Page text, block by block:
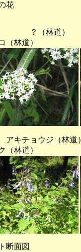
花
林道）
（林道）
チョウジ
（林道）
断面図